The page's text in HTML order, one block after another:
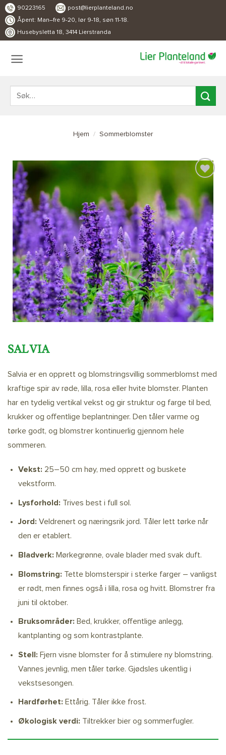
Skip
to
content
90223165
post@lierplanteland.no
Åpent: Man–fre 9-20, lør 9-18, søn 11-18.
Husebysletta 18, 3414 Lierstranda
Søk
etter:
Hjem / Sommerblomster
ØNSKELISTE
SALVIA
Salvia er en opprett og blomstringsvillig sommerblomst med
kraftige spir av røde, lilla, rosa eller hvite blomster. Planten
har en tydelig vertikal vekst og gir struktur og farge til bed,
krukker og offentlige beplantninger. Den tåler varme og
tørke godt, og blomstrer kontinuerlig gjennom hele
sommeren.
Vekst: 25–50 cm høy, med opprett og buskete
vekstform.
Lysforhold: Trives best i full sol.
Jord: Veldrenert og næringsrik jord. Tåler lett tørke når
den er etablert.
Bladverk: Mørkegrønne, ovale blader med svak duft.
Blomstring: Tette blomsterspir i sterke farger – vanligst
er rødt, men finnes også i lilla, rosa og hvitt. Blomstrer fra
juni til oktober.
Bruksområder: Bed, krukker, offentlige anlegg,
kantplanting og som kontrastplante.
Stell: Fjern visne blomster for å stimulere ny blomstring.
Vannes jevnlig, men tåler tørke. Gjødsles ukentlig i
vekstsesongen.
Hardførhet: Ettårig. Tåler ikke frost.
Økologisk verdi: Tiltrekker bier og sommerfugler.